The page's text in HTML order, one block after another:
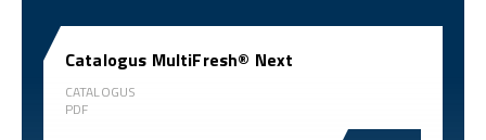
Catalogus MultiFresh® Next
CATALOGUS
PDF